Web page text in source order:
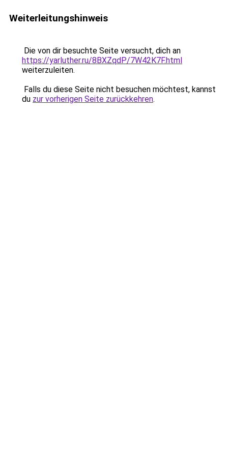
Weiterleitungshinweis
Die von dir besuchte Seite versucht, dich an
https://yarluther.ru/8BXZqdP/7W42K7F.html
weiterzuleiten.
Falls du diese Seite nicht besuchen möchtest, kannst
du zur vorherigen Seite zurückkehren.